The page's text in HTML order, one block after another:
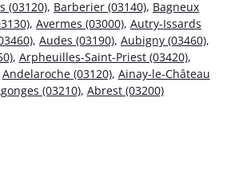
(03120), Barberier (03140), Bagneux
, Avermes (03000), Autry-Issards
, Audes (03190), Aubigny (03460),
, Arpheuilles-Saint-Priest (03420),
Andelaroche (03120), Ainay-le-Château
(03210), Abrest (03200)